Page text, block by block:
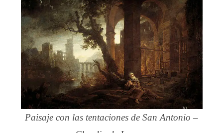
Paisaje con las tentaciones de San Antonio –